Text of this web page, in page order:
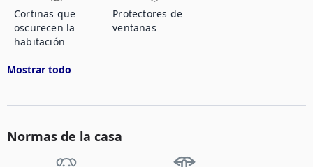
Cortinas que
oscurecen la
habitación
Protectores de
ventanas
Mostrar todo
Normas de la casa